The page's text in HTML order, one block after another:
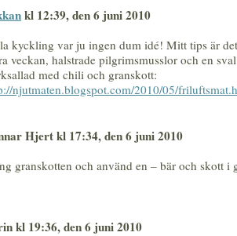
kl 12:39, den 6 juni 2010
kyckling var ju ingen dum idé! Mitt tips är
veckan, halstrade pilgrimsmusslor och en
med chili och granskott:
njutmaten.blogspot.com/2010/05/
Hjert kl 17:34, den 6 juni 2010
granskotten och använd en – bär och skott i
kl 19:36, den 6 juni 2010